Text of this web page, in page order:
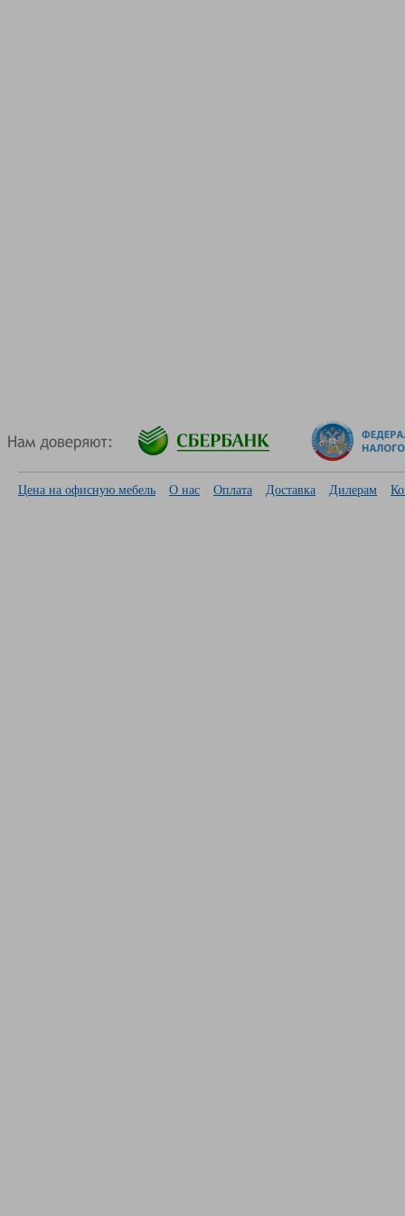
Цена на офисную мебель О нас Оплата Доставка Дилерам